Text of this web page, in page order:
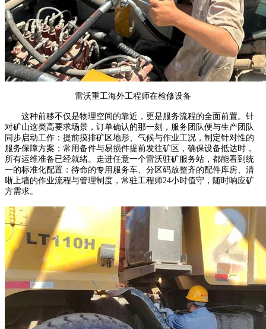
雷沃重工海外工程师在检修设备
这种前移不仅是物理空间的靠近，更是服务流程的全面前置。针
对矿山这类高要求场景，订单确认的那一刻，服务团队便与生产团队
同步启动工作：提前摸排矿区地形、气候与作业工况，制定针对性的
服务保障方案；常用备件与易损件提前发往矿区，确保设备抵达时，
所有运维准备已经就绪。走进任意一个雷沃驻矿服务站，都能看到统
一的标准化配置：待命的专用服务车、分区码放整齐的配件库房、清
晰上墙的作业流程与管理制度，常驻工程师24小时值守，随时响应矿
方需求。